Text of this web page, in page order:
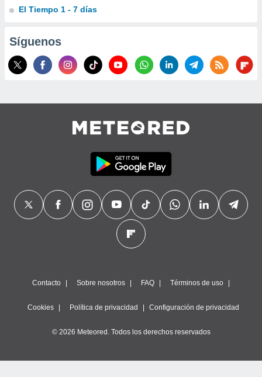
a través
de
uso de
con el
publicidad
de
El Tiempo 1 - 7 días
Síguenos
Contacto Sobre nosotros FAQ Términos de uso
Cookies Política de privacidad Configuración de privacidad
© 2026 Meteored. Todos los derechos reservados